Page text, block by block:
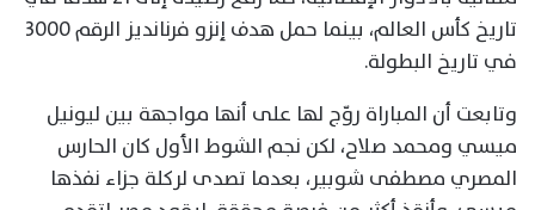
تاريخ كأس العالم، بينما حمل هدف إنزو فرنانديز الرقم 3000
في تاريخ البطولة.
وتابعت أن المباراة روّج لها على أنها مواجهة بين ليونيل
ميسي ومحمد صلاح، لكن نجم الشوط الأول كان الحارس
المصري مصطفى شوبير، بعدما تصدى لركلة جزاء نفذها